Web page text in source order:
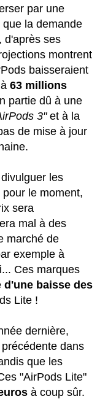
par une
la demande
d'après ses
montrent
baisseraient
à63 millions
partie dû à une
3"et à la
de mise à jour
les
le moment,
sera
mal à des
marché de
exemple à
Ces marques
d'une baisse des
Lite !
dernière,
dans
que les
"AirPods Lite"
à coup sûr.